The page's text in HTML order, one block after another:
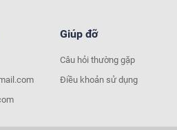
Giúp đỡ
Câu hỏi thường gặp
Điều khoản sử dụng